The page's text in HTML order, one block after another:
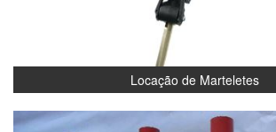
Locação de Marteletes